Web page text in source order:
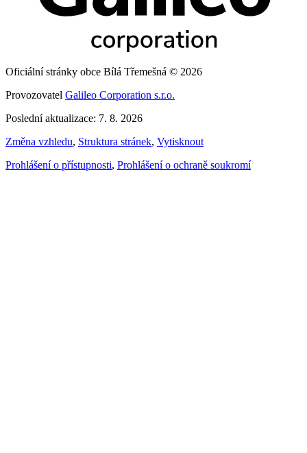
Oficiální stránky obce Bílá Třemešná © 2026
Provozovatel Galileo Corporation s.r.o.
Poslední aktualizace: 7. 8. 2026
Změna vzhledu, Struktura stránek, Vytisknout
Prohlášení o přístupnosti, Prohlášení o ochraně soukromí